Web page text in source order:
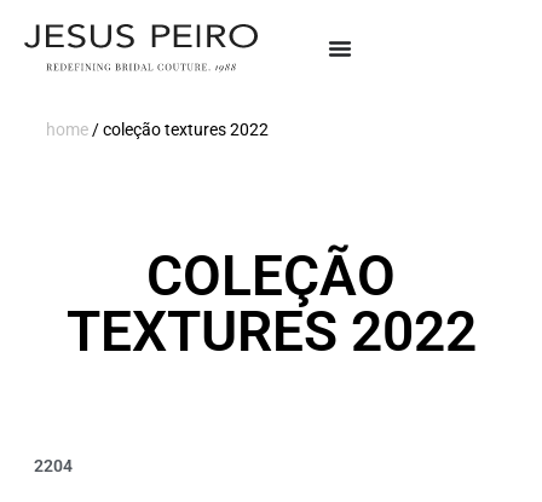
home /coleção textures 2022
COLEÇÃO
TEXTURES 2022
2204